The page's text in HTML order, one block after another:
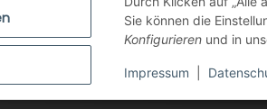
Sie können die
Konfigurieren und in
Impressum
KONTAKT
AGB